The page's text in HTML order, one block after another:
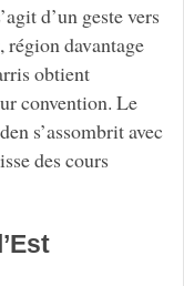
d’un geste vers
région davantage
obtient
convention. Le
s’assombrit avec
des cours